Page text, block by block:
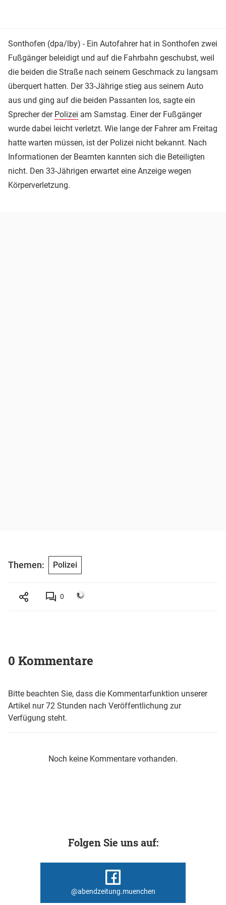
Sonthofen (dpa/lby) - Ein Autofahrer hat in Sonthofen zwei
Fußgänger beleidigt und auf die Fahrbahn geschubst, weil
die beiden die Straße nach seinem Geschmack zu langsam
überquert hatten. Der 33-Jährige stieg aus seinem Auto
aus und ging auf die beiden Passanten los, sagte ein
Sprecher der Polizei am Samstag. Einer der Fußgänger
wurde dabei leicht verletzt. Wie lange der Fahrer am Freitag
hatte warten müssen, ist der Polizei nicht bekannt. Nach
Informationen der Beamten kannten sich die Beteiligten
nicht. Den 33-Jährigen erwartet eine Anzeige wegen
Körperverletzung.
Themen: Polizei
0
0 Kommentare
Bitte beachten Sie, dass die Kommentarfunktion unserer
Artikel nur 72 Stunden nach Veröffentlichung zur
Verfügung steht.
Noch keine Kommentare vorhanden.
Folgen Sie uns auf:
@abendzeitung.muenchen